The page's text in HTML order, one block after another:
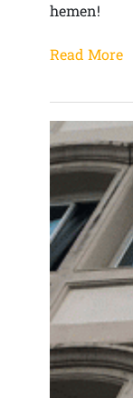
hemen!
Read More